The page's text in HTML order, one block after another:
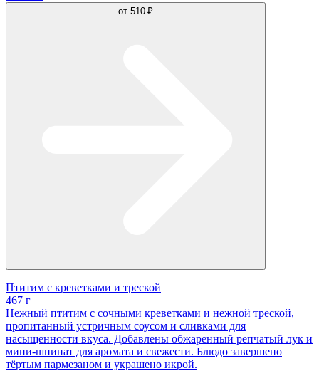
от 510 ₽
Птитим с креветками и треской
467 г
Нежный птитим с сочными креветками и нежной треской,
пропитанный устричным соусом и сливками для
насыщенности вкуса. Добавлены обжаренный репчатый лук и
мини-шпинат для аромата и свежести. Блюдо завершено
тёртым пармезаном и украшено икрой.